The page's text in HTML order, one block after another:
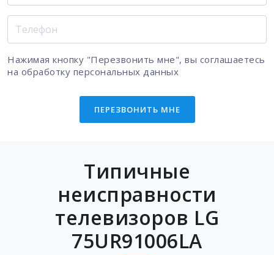
Нажимая кнопку "Перезвонить мне", вы соглашаетесь
на обработку персональных данных
ПЕРЕЗВОНИТЬ МНЕ
Типичные
неисправности
телевизоров LG
75UR91006LA